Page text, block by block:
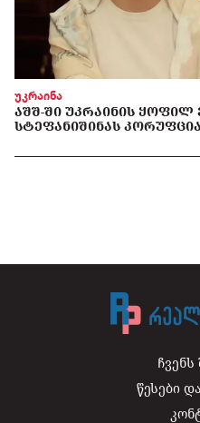
უკრაინა
ᲐᲨᲨ-ᲨᲘ ᲣᲙᲠᲐᲘᲜᲘᲡ
ᲡᲢᲔᲤᲐᲜᲘᲨᲘᲜᲐᲡ
ჩვენს
წესები